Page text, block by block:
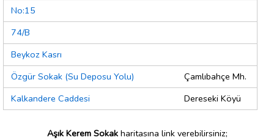
No:15
74/B
Beykoz Kasrı
Özgür Sokak (Su Deposu Yolu)
Çamlıbahçe Mh.
Kalkandere Caddesi
Dereseki Köyü
Aşık Kerem Sokakharitasına link verebilirsiniz;